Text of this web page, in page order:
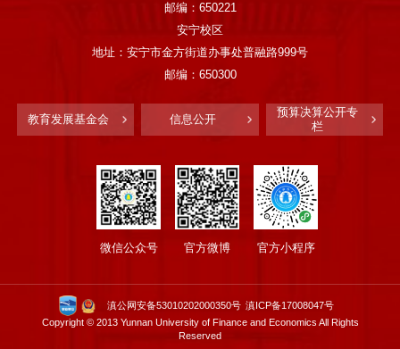
邮编：650221
安宁校区
地址：安宁市金方街道办事处普融路999号
邮编：650300
教育发展基金会 信息公开
预算决算公开专
栏
微信公众号 官方微博 官方小程序
滇公网安备53010202000350号 滇ICP备17008047号
Copyright © 2013 Yunnan University of Finance and Economics All Rights
Reserved